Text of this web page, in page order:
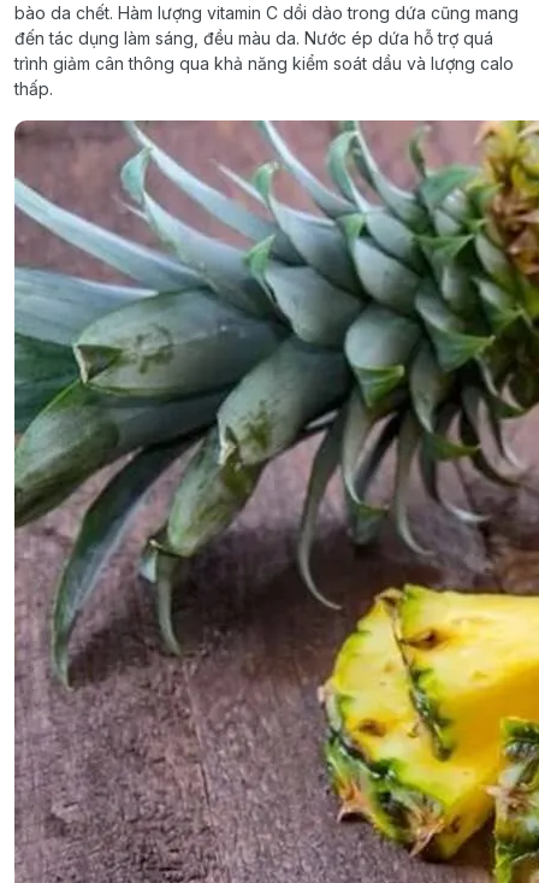
bào da chết. Hàm lượng vitamin C dồi dào trong dứa cũng mang
đến tác dụng làm sáng, đều màu da. Nước ép dứa hỗ trợ quá
trình giảm cân thông qua khả năng kiểm soát dầu và lượng calo
thấp.